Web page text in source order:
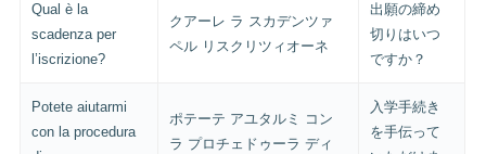
Qual è la
scadenza per
l’iscrizione?
クアーレ ラ スカデンツァ
ペル リスクリツィオーネ
出願の締め
切りはいつ
ですか？
Potete aiutarmi
con la procedura
ポテーテ アユタルミ コン
ラ プロチェドゥーラ ディ
入学手続き
を手伝って